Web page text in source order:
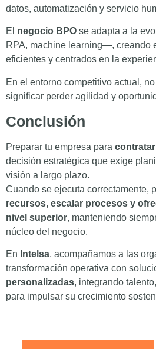
datos, automatización y servicio
El negocio BPO se adapta a la
RPA, machine learning—, creando
eficientes y centrados en la
En el entorno competitivo actual,
significar perder agilidad y
Conclusión
Preparar tu empresa para
decisión estratégica que exige
visión a largo plazo.
Cuando se ejecuta correctamente,
recursos, escalar procesos y
nivel superior, manteniendo
núcleo del negocio.
En Intelsa, acompañamos a las
transformación operativa con
personalizadas, integrando
para impulsar su crecimiento